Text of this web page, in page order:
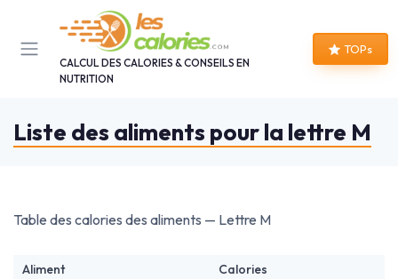
CALCUL DES CALORIES & CONSEILS EN
NUTRITION
TOPs
Liste des aliments pour la lettre M
Table des calories des aliments — Lettre M
Aliment Calories
Panneau de gestion des cookies